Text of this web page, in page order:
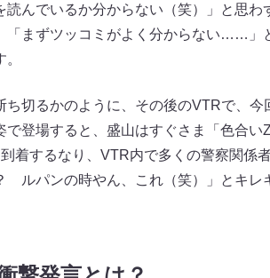
んでいるか分からない（笑）」と思わ
「まずツッコミがよく分からない……」
ち切るかのように、その後のVTRで、
登場すると、盛山はすぐさま「色合い
着するなり、VTR内で多くの警察関係
ルパンの時やん、これ（笑）」とキレ